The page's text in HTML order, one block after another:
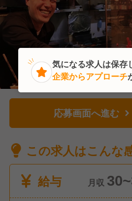
応募画面へ進む
この求人はこんな
給与
月収
気になる求人は保存
企業からアプローチ